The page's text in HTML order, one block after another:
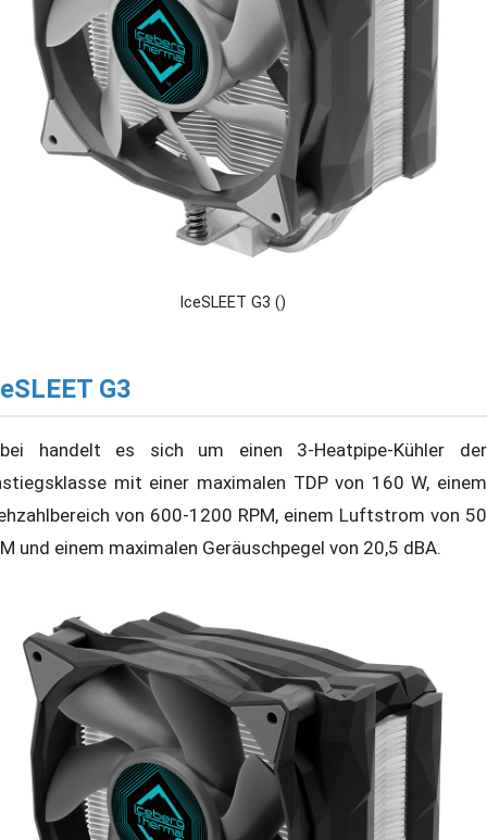
IceSLEET G3 ()
G3
handelt es sich um einen 3-Heatpipe-Kühler der
mit einer maximalen TDP von 160 W, einem
von 600-1200 RPM, einem Luftstrom von 50
und einem maximalen Geräuschpegel von 20,5 dBA.